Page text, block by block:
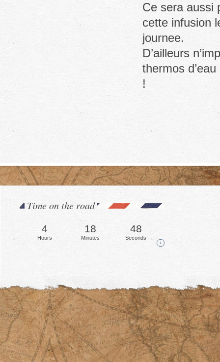
Ce sera aussi
cette infusion
journee.
D’ailleurs
thermos
!
Time on the road
4
Hours
18
Minutes
49
Seconds
i
© David